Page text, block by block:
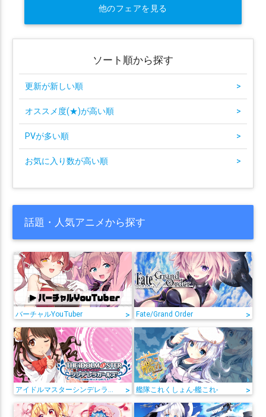
他のフェアを見る
ソート順から探す
更新が新しい順 >
オススメ度(★)が高い順 >
PVが多い順 >
お気に入り数が高い順 >
話題・人気アニメから探す
バーチャルYouTuber > Fate/Grand Order >
アイドルマスターシンデレラガールズ > 艦隊これくしょん-艦これ- >